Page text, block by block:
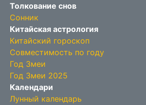
Толкование снов
Сонник
Китайская астрология
Китайский гороскоп
Совместимость по году
Год Змеи
Год Змеи 2025
Календари
Лунный календарь